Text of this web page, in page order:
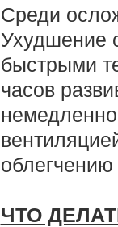
Среди
Ухудшение
быстрыми
часов
ЧТО